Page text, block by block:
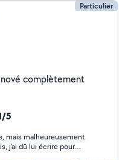
Particulier
complètement
5
mais malheureusement